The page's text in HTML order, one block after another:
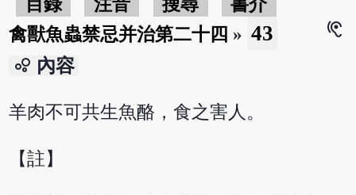
目錄 注音 搜尋
書介
禽獸魚蟲禁忌并治第二十四 » 43
hearing
bubble_chart 內容
羊肉不可共生魚酪，食之害人。
【註】